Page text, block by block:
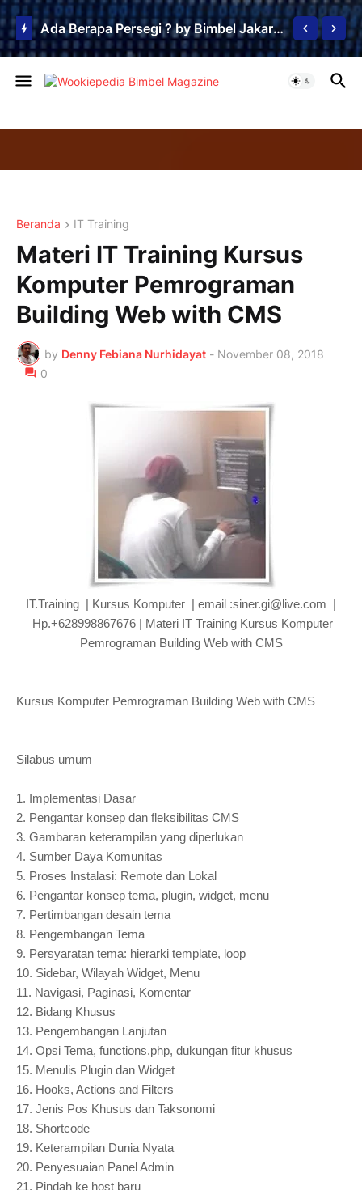
Ada Berapa Persegi ? by Bimbel Jakarta Timur
Beranda IT Training
Materi IT Training Kursus
Komputer Pemrograman
Building Web with CMS
by Denny Febiana Nurhidayat - November 08, 2018
0
IT.Training | Kursus Komputer | email :siner.gi@live.com |
Hp.+628998867676 | Materi IT Training Kursus Komputer
Pemrograman Building Web with CMS
Kursus Komputer Pemrograman Building Web with CMS
Silabus umum
1. Implementasi Dasar
2. Pengantar konsep dan fleksibilitas CMS
3. Gambaran keterampilan yang diperlukan
4. Sumber Daya Komunitas
5. Proses Instalasi: Remote dan Lokal
6. Pengantar konsep tema, plugin, widget, menu
7. Pertimbangan desain tema
8. Pengembangan Tema
9. Persyaratan tema: hierarki template, loop
10. Sidebar, Wilayah Widget, Menu
11. Navigasi, Paginasi, Komentar
12. Bidang Khusus
13. Pengembangan Lanjutan
14. Opsi Tema, functions.php, dukungan fitur khusus
15. Menulis Plugin dan Widget
16. Hooks, Actions and Filters
17. Jenis Pos Khusus dan Taksonomi
18. Shortcode
19. Keterampilan Dunia Nyata
20. Penyesuaian Panel Admin
21. Pindah ke host baru